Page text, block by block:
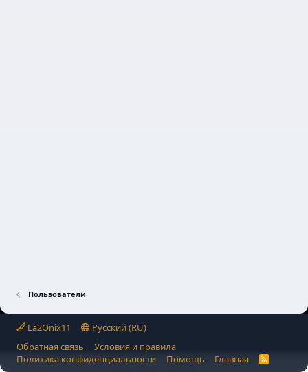
Пользователи
La2Onix11
Русский (RU)
Обратная связь
Условия и правила
Политика конфиденциальности
Помощь Главная
R